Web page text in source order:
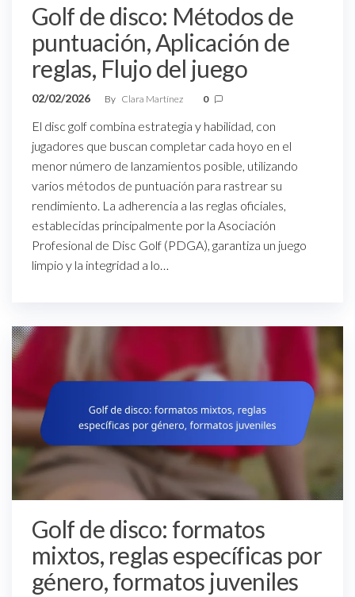
Golf de disco: Métodos de
puntuación, Aplicación de
reglas, Flujo del juego
02/02/2026 By Clara Martínez 0
El disc golf combina estrategia y habilidad, con
jugadores que buscan completar cada hoyo en el
menor número de lanzamientos posible, utilizando
varios métodos de puntuación para rastrear su
rendimiento. La adherencia a las reglas oficiales,
establecidas principalmente por la Asociación
Profesional de Disc Golf (PDGA), garantiza un juego
limpio y la integridad a lo…
Golf de disco: formatos
mixtos, reglas específicas por
género, formatos juveniles